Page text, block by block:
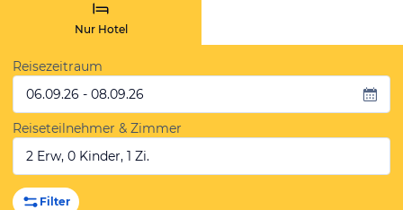
Nur Hotel
Reisezeitraum
06.09.26 - 08.09.26
Reiseteilnehmer & Zimmer
2 Erw, 0 Kinder, 1 Zi.
Filter